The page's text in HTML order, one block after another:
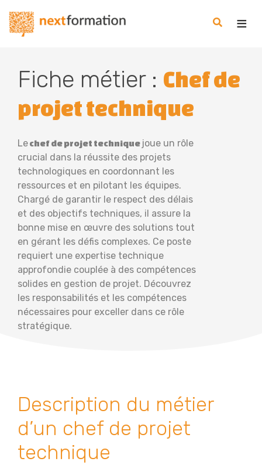
Nextformation
Fiche métier : Chef de
projet technique
Lechef de projet technique joue un rôle
crucial dans la réussite des projets
technologiques en coordonnant les
ressources et en pilotant les équipes.
Chargé de garantir le respect des délais
et des objectifs techniques, il assure la
bonne mise en œuvre des solutions tout
en gérant les défis complexes. Ce poste
requiert une expertise technique
approfondie couplée à des compétences
solides en gestion de projet. Découvrez
les responsabilités et les compétences
nécessaires pour exceller dans ce rôle
stratégique.
Description du métier
d’un chef de projet
technique